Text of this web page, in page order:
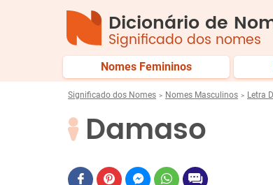
Dicionário de
Significado dos nomes
Nomes Femininos
Significado dos Nomes Nomes Masculinos Letra D
Damaso